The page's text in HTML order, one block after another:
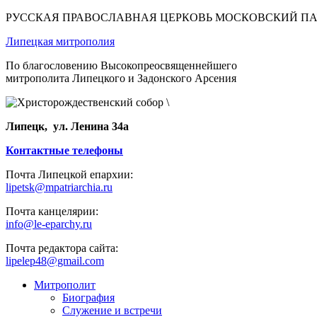
РУССКАЯ ПРАВОСЛАВНАЯ ЦЕРКОВЬ МОСКОВСКИЙ
Липецкая митрополия
По благословению Высокопреосвященнейшего
митрополита Липецкого и Задонского Арсения
Липецк, ул. Ленина 34а
Контактные телефоны
Почта Липецкой епархии:
lipetsk@mpatriarchia.ru
Почта канцелярии:
info@le-eparchy.ru
Почта редактора сайта:
lipelep48@gmail.com
Митрополит
Биография
Служение и встречи